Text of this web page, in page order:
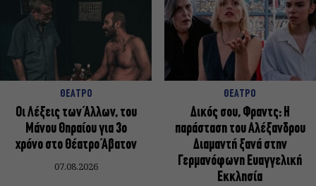
ΘΕΑΤΡΟ
Οι Λέξεις των Άλλων, του
Μάνου Θηραίου για 3ο
χρόνο στο Θέατρο Άβατον
07.08.2026
ΘΕΑΤΡΟ
Δικός σου, Φραντς: Η
παράσταση του Αλέξανδρου
Διαμαντή ξανά στην
Γερμανόφωνη Ευαγγελική
Εκκλησία